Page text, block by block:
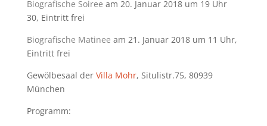
Biografische Soiree am 20. Januar 2018 um 19 Uhr
30, Eintritt frei
Biografische Matinee am 21. Januar 2018 um 11 Uhr,
Eintritt frei
Gewölbesaal der Villa Mohr, Situlistr.75, 80939
München
Programm: